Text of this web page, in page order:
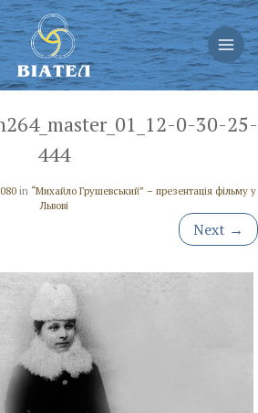
0-30-25-
444
in “Михайло Грушевський” – презентація фільму у
Львові
Next →